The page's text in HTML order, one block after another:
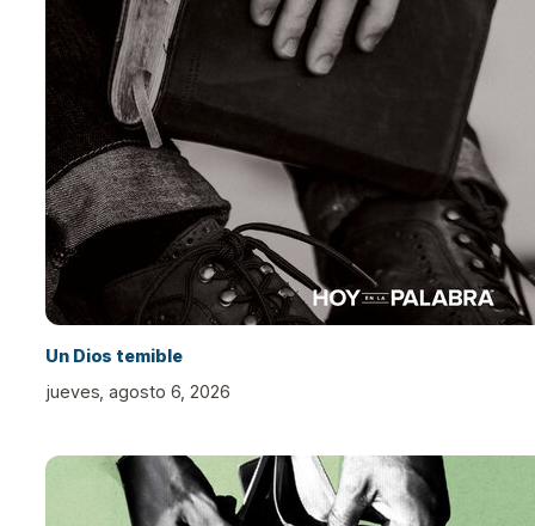
Un Dios temible
jueves, agosto 6, 2026